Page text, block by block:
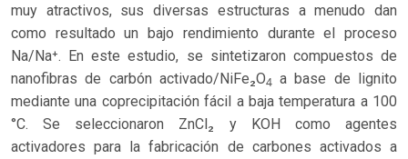
muy atractivos, sus diversas estructuras a menudo dan
como resultado un bajo rendimiento durante el proceso
Na/Na⁺. En este estudio, se sintetizaron compuestos de
nanofibras de carbón activado/NiFe₂O4 a base de lignito
mediante una coprecipitación fácil a baja temperatura a 100
°C. Se seleccionaron ZnCl₂ y KOH como agentes
activadores para la fabricación de carbones activados a